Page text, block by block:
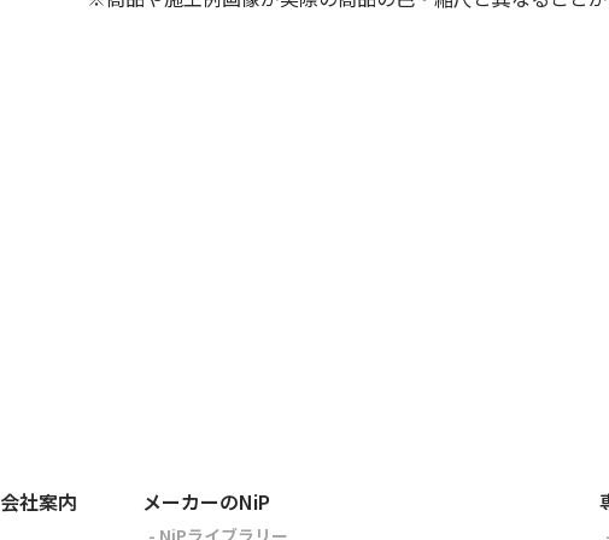
会社案内 メーカーのNiP
- NiPライブラリー